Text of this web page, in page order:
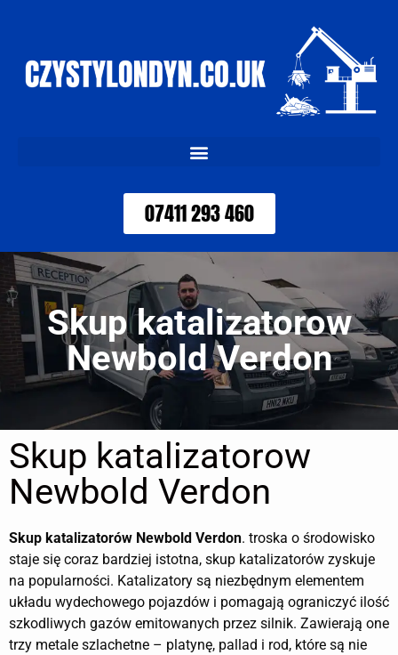
07411 293 460
Skup katalizatorow
Newbold Verdon
Skup katalizatorow
Newbold Verdon
Skup katalizatorów Newbold Verdon. troska o środowisko
staje się coraz bardziej istotna, skup katalizatorów zyskuje
na popularności. Katalizatory są niezbędnym elementem
układu wydechowego pojazdów i pomagają ograniczyć ilość
szkodliwych gazów emitowanych przez silnik. Zawierają one
trzy metale szlachetne – platynę, pallad i rod, które są nie